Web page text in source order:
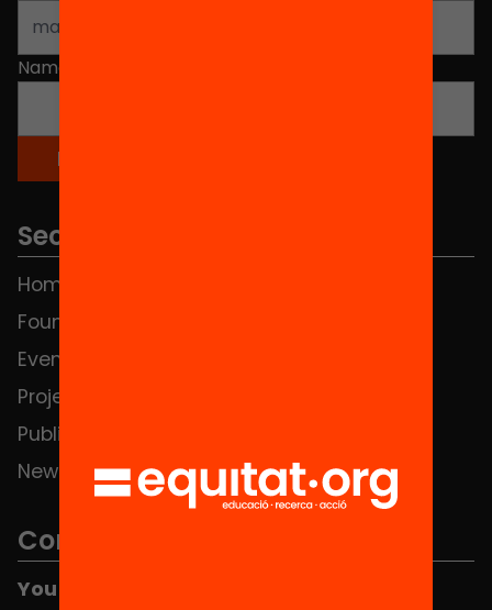
Name
Sections
Home
Foundation
Events
Projects
Publications and videos
News
Contact
You can find us at the Social HUB